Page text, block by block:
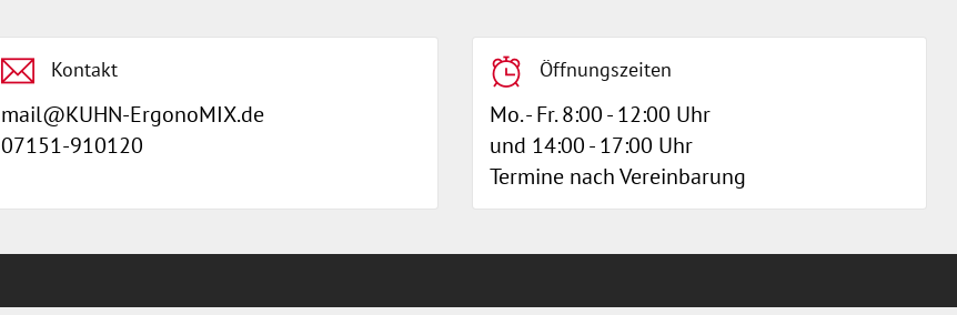
Kontakt
mail@KUHN-ErgonoMIX.de
07151-910120
Öffnungszeiten
Mo. - Fr. 8:00 - 12:00 Uhr
und 14:00 - 17:00 Uhr
Termine nach Vereinbarung